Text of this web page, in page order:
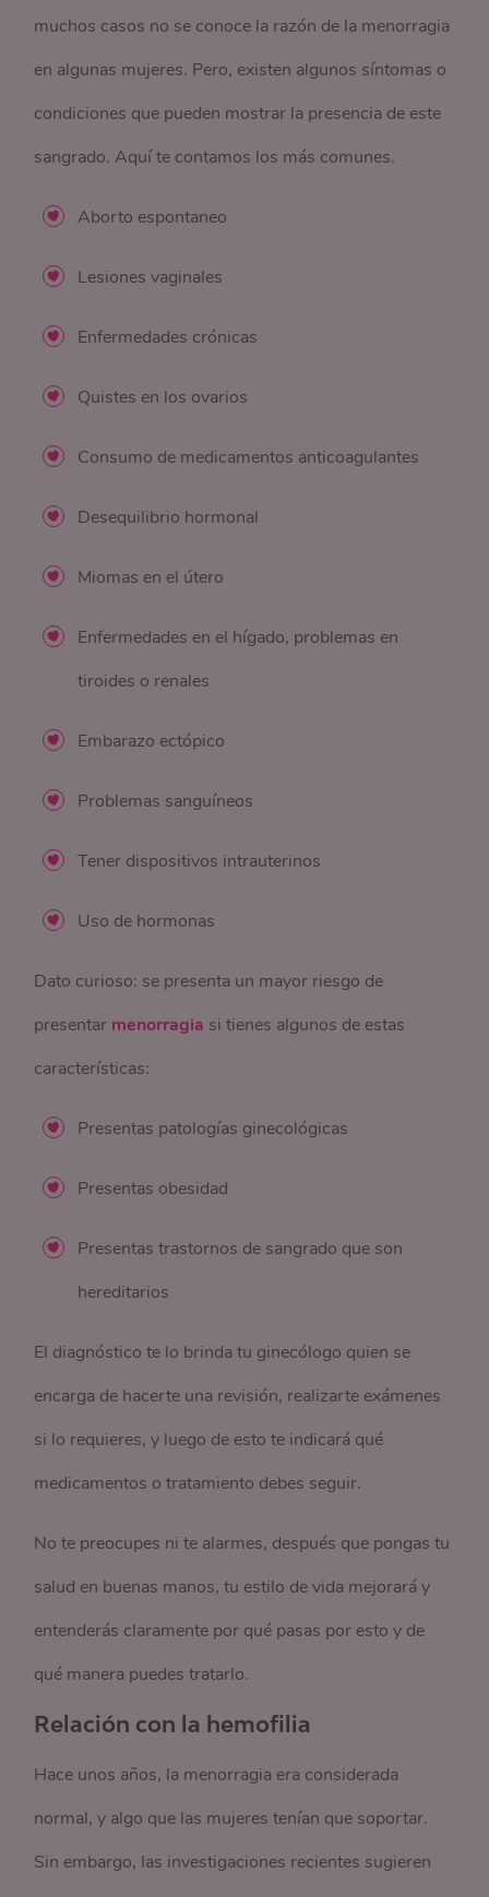
muchos casos no se conoce la razón de la menorragia
en algunas mujeres. Pero, existen algunos síntomas o
condiciones que pueden mostrar la presencia de este
sangrado. Aquí te contamos los más comunes.
Aborto espontaneo
Lesiones vaginales
Enfermedades crónicas
Quistes en los ovarios
Consumo de medicamentos anticoagulantes
Desequilibrio hormonal
Miomas en el útero
Enfermedades en el hígado, problemas en
tiroides o renales
Embarazo ectópico
Problemas sanguíneos
Tener dispositivos intrauterinos
Uso de hormonas
Dato curioso: se presenta un mayor riesgo de
presentar menorragia si tienes algunos de estas
características:
Presentas patologías ginecológicas
Presentas obesidad
Presentas trastornos de sangrado que son
hereditarios
El diagnóstico te lo brinda tu ginecólogo quien se
encarga de hacerte una revisión, realizarte exámenes
si lo requieres, y luego de esto te indicará qué
medicamentos o tratamiento debes seguir.
No te preocupes ni te alarmes, después que pongas tu
salud en buenas manos, tu estilo de vida mejorará y
entenderás claramente por qué pasas por esto y de
qué manera puedes tratarlo.
Relación con la hemofilia
Hace unos años, la menorragia era considerada
normal, y algo que las mujeres tenían que soportar.
Sin embargo, las investigaciones recientes sugieren